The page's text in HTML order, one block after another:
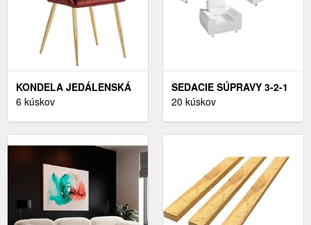
KONDELA JEDÁLENSKÁ
STOLIČKA, ČIERNA
6 kúskov
SEDACIE SÚPRAVY 3-2-1
A 3-1-1
20 kúskov